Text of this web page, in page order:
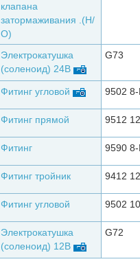
клапана
затормаживания .(Н/
О)
Электрокатушка
(соленоид) 24В
G73
Фитинг угловой 9502
Фитинг прямой 9512
Фитинг 9590 8-
Фитинг тройник 9412
Фитинг угловой 9502
Электрокатушка
(соленоид) 12В
G72